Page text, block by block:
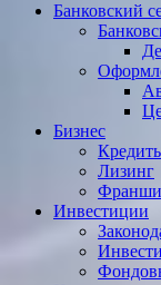
Банковский
Бизнес
Лизинг
Инвестиции